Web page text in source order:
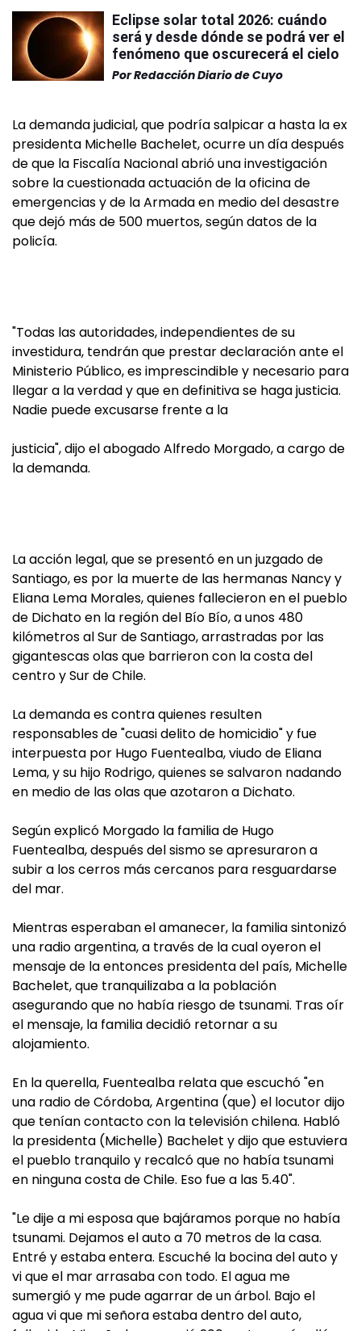
Eclipse solar total 2026: cuándo
será y desde dónde se podrá ver el
fenómeno que oscurecerá el cielo
PorRedacción Diario de Cuyo
La demanda judicial, que podría salpicar a hasta la ex
presidenta Michelle Bachelet, ocurre un día después
de que la Fiscalía Nacional abrió una investigación
sobre la cuestionada actuación de la oficina de
emergencias y de la Armada en medio del desastre
que dejó más de 500 muertos, según datos de la
policía.
"Todas las autoridades, independientes de su
investidura, tendrán que prestar declaración ante el
Ministerio Público, es imprescindible y necesario para
llegar a la verdad y que en definitiva se haga justicia.
Nadie puede excusarse frente a la
justicia", dijo el abogado Alfredo Morgado, a cargo de
la demanda.
La acción legal, que se presentó en un juzgado de
Santiago, es por la muerte de las hermanas Nancy y
Eliana Lema Morales, quienes fallecieron en el pueblo
de Dichato en la región del Bío Bío, a unos 480
kilómetros al Sur de Santiago, arrastradas por las
gigantescas olas que barrieron con la costa del
centro y Sur de Chile.
La demanda es contra quienes resulten
responsables de "cuasi delito de homicidio" y fue
interpuesta por Hugo Fuentealba, viudo de Eliana
Lema, y su hijo Rodrigo, quienes se salvaron nadando
en medio de las olas que azotaron a Dichato.
Según explicó Morgado la familia de Hugo
Fuentealba, después del sismo se apresuraron a
subir a los cerros más cercanos para resguardarse
del mar.
Mientras esperaban el amanecer, la familia sintonizó
una radio argentina, a través de la cual oyeron el
mensaje de la entonces presidenta del país, Michelle
Bachelet, que tranquilizaba a la población
asegurando que no había riesgo de tsunami. Tras oír
el mensaje, la familia decidió retornar a su
alojamiento.
En la querella, Fuentealba relata que escuchó "en
una radio de Córdoba, Argentina (que) el locutor dijo
que tenían contacto con la televisión chilena. Habló
la presidenta (Michelle) Bachelet y dijo que estuviera
el pueblo tranquilo y recalcó que no había tsunami
en ninguna costa de Chile. Eso fue a las 5.40".
"Le dije a mi esposa que bajáramos porque no había
tsunami. Dejamos el auto a 70 metros de la casa.
Entré y estaba entera. Escuché la bocina del auto y
vi que el mar arrasaba con todo. El agua me
sumergió y me pude agarrar de un árbol. Bajo el
agua vi que mi señora estaba dentro del auto,